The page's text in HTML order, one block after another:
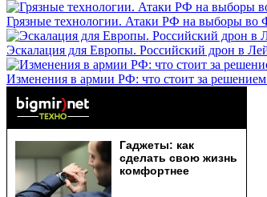
Грязные технологии. Атаки РФ на выборы во
Эскалация для Европы. Российский дрон в
Изменения в армии РФ: что стоит за